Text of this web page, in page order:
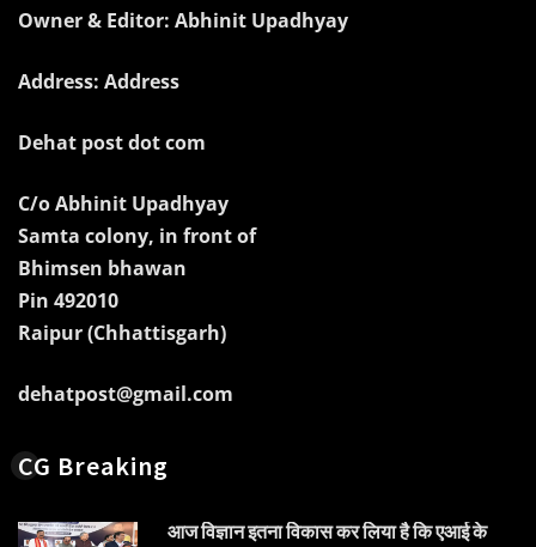
Owner & Editor: Abhinit Upadhyay
Address: Address
Dehat post dot com
C/o Abhinit Upadhyay
Samta colony, in front of
Bhimsen bhawan
Pin 492010
Raipur (Chhattisgarh)
dehatpost@gmail.com
CG Breaking
आज विज्ञान इतना विकास कर लिया है कि एआई के